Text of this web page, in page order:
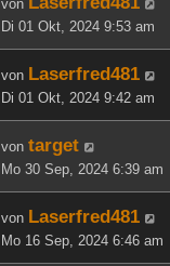
von
Di 01 Okt, 2024 9:53 am
von Laserfred481
Di 01 Okt, 2024 9:42 am
von target
Mo 30 Sep, 2024 6:39 am
von Laserfred481
Mo 16 Sep, 2024 6:46 am